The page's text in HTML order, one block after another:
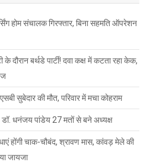
होम संचालक गिरफ्तार, बिना सहमति ऑपरेशन
बर्थडे पार्टी! दवा कक्ष में कटता रहा केक,
सुबेदार की मौत, परिवार में मचा कोहराम
डॉ. धनंजय पांडेय 27 मतों से बने अध्यक्ष
होंगी चाक-चौबंद, श्रावण मास, कांवड़ मेले की
जायजा